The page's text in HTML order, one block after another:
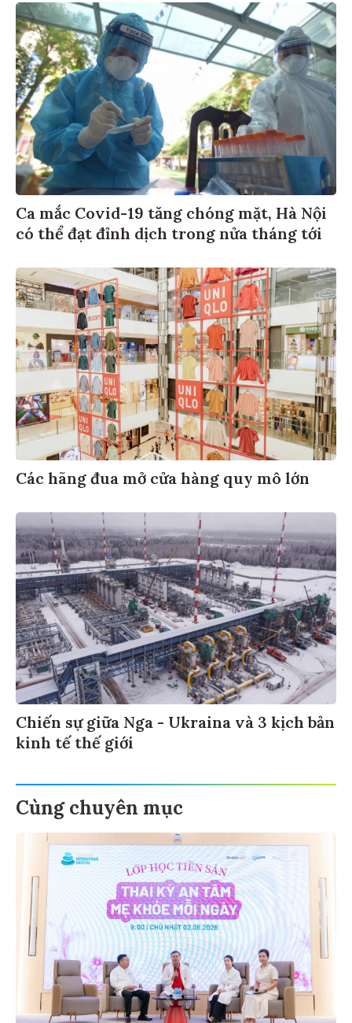
Ca mắc Covid-19 tăng chóng mặt, Hà Nội
có thể đạt đỉnh dịch trong nửa tháng tới
Các hãng đua mở cửa hàng quy mô lớn
Chiến sự giữa Nga - Ukraina và 3 kịch bản
kinh tế thế giới
Cùng chuyên mục